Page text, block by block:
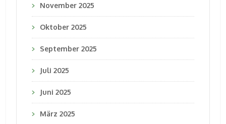
November 2025
Oktober 2025
September 2025
Juli 2025
Juni 2025
März 2025